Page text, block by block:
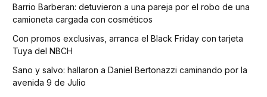
Barrio Barberan: detuvieron a una pareja por el robo de una
camioneta cargada con cosméticos
Con promos exclusivas, arranca el Black Friday con tarjeta
Tuya del NBCH
Sano y salvo: hallaron a Daniel Bertonazzi caminando por la
avenida 9 de Julio